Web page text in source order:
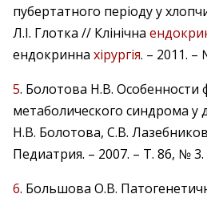
пубертатного періоду у
Л.І. Глотка // Клінічна
ендокринна хірургія. – 2011. –
5. Болотова Н.В.
метаболического синдрома у
Н.В. Болотова, С.В.
Педиатрия. – 2007. – Т. 86, № 3.
6. Большова О.В.